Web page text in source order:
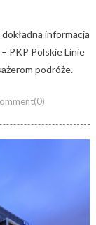
informacja
PKP Polskie Linie
podróże.